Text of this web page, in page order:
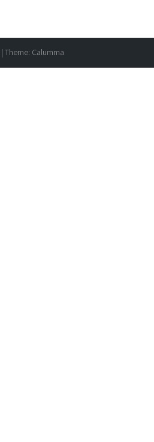
| Theme: Calumma